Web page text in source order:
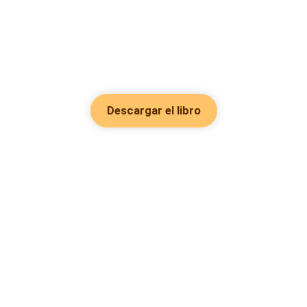
Descargar el libro